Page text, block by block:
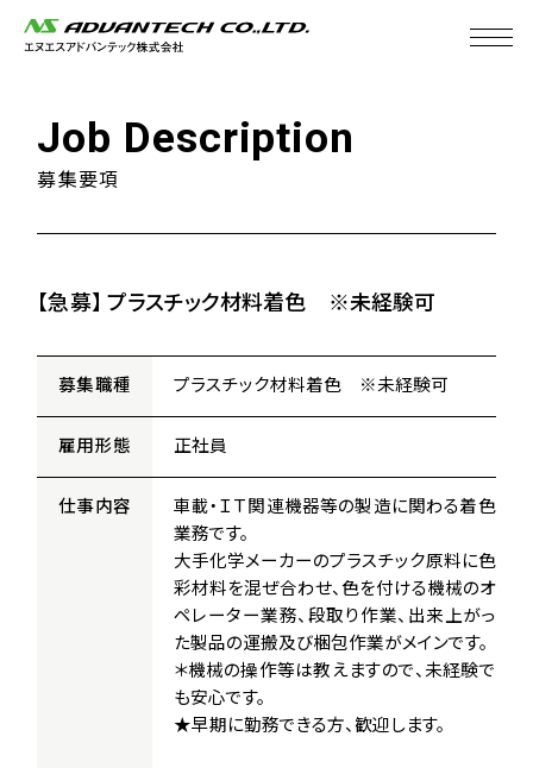
Job Description
募集要項
【急募】 プラスチック材料着色 ※未経験可
募集職種 プラスチック材料着色 ※未経験可
雇用形態 正社員
仕事内容
車載・ＩＴ関連機器等の製造に関わる着色
業務です。
大手化学メーカーのプラスチック原料に色
彩材料を混ぜ合わせ、色を付ける機械のオ
ペレーター業務、段取り作業、出来上がっ
た製品の運搬及び梱包作業がメインです。
＊機械の操作等は教えますので、未経験で
も安心です。
★早期に勤務できる方、歓迎します。